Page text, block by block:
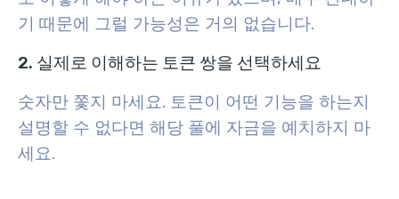
기 때문에 그럴 가능성은 거의 없습니다.
2. 실제로 이해하는 토큰 쌍을 선택하세요
숫자만 쫓지 마세요. 토큰이 어떤 기능을 하는지
설명할 수 없다면 해당 풀에 자금을 예치하지 마
세요.